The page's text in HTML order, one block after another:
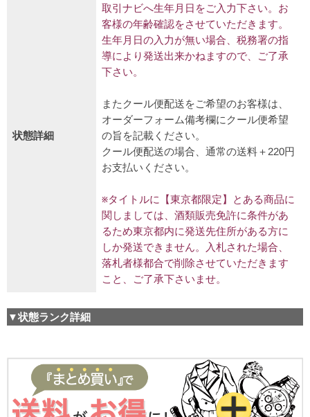
状態詳細
取引ナビへ生年月日をご入力下さい。お
客様の年齢確認をさせていただきます。
生年月日の入力が無い場合、税務署の指
導により発送出来かねますので、ご了承
下さい。
またクール便配送をご希望のお客様は、
オーダーフォーム備考欄にクール便希望
の旨を記載ください。
クール便配送の場合、通常の送料＋220円
お支払いください。
※タイトルに【東京都限定】とある商品に
関しましては、酒類販売免許に条件があ
るため東京都内に発送先住所がある方に
しか発送できません。入札された場合、
落札者様都合で削除させていただきます
こと、ご了承下さいませ。
▼状態ランク詳細